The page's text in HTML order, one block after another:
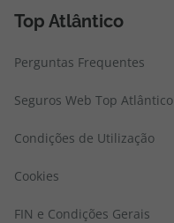
Top Atlântico
Perguntas Frequentes
Seguros Web Top Atlântico
Condições de Utilização
Cookies
FIN e Condições Gerais